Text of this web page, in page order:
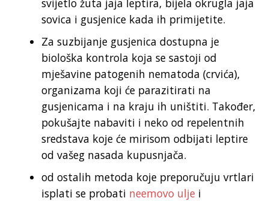
sovica i gusjenice kada ih primijetite.
Za suzbijanje gusjenica dostupna je
biološka kontrola koja se sastoji od
mješavine patogenih nematoda (crvića),
organizama koji će parazitirati na
gusjenicama i na kraju ih uništiti. Također,
pokušajte nabaviti i neko od repelentnih
sredstava koje će mirisom odbijati leptire
od vašeg nasada kupusnjača.
od ostalih metoda koje preporučuju vrtlari
isplati se probati neemovo uljei